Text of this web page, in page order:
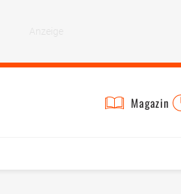
Magazin